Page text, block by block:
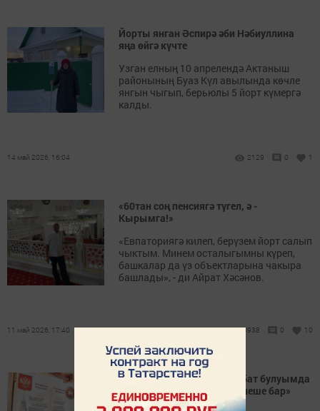
Йорты янган Әспирә әби Нәбиуллина
яңа өйгә күчте
Узган елның 10 апрелендә Актаныш
районының Буаз Күл авылында көчле
янгын чыгып, берьюлы 5 йорт күмергә
калды.
14 май 2026, 16:04 2129 0 1
«60тан соң пенсиягә түгел, ә -
Кырымга!»
«Евпаториягә килеп, берүзем йорт салып
чыктым. Минем осталыгымны күреп,
башкалар да үз объектларына чакыра
башлады», - ди Айрат Хәсәнов.
11 май 2026, 17:40 3938 0 10
Аделина Липатова: «Акробат булуымда
Мадонна биючесенең дә өлеше бар»